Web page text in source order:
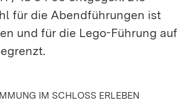
für die Abendführungen ist
und für die Lego-Führung auf
IM SCHLOSS ERLEBEN